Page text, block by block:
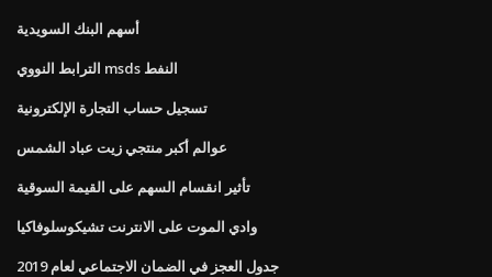
أسهم البنك السويدية
الترابط النووي msds النفط
تسجيل حساب التجارة الإلكترونية
عوالم أكبر منتجي زيت عباد الشمس
تأثير انقسام السهم على القيمة السوقية
وادي الموت على الانترنت تشيكوسلوفاكيا
جدول العجز في الضمان الاجتماعي لعام 2019